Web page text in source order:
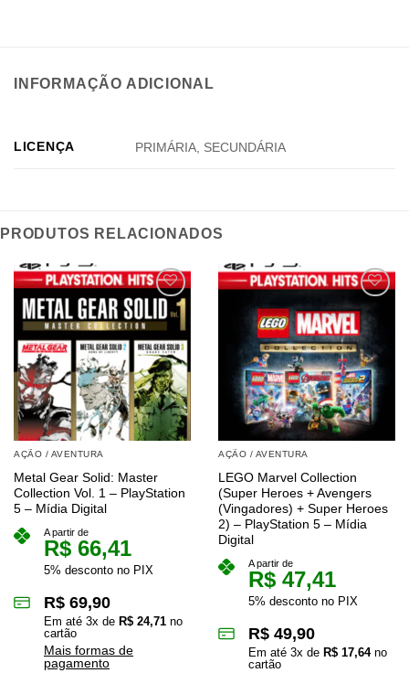
INFORMAÇÃO ADICIONAL
LICENÇA PRIMÁRIA, SECUNDÁRIA
PRODUTOS RELACIONADOS
AÇÃO / AVENTURA
Metal Gear Solid: Master
Collection Vol. 1 – PlayStation
5 – Mídia Digital
A partir de
R$ 66,41
5% desconto no PIX
R$ 69,90
Em até 3x de R$ 24,71 no
cartão
Mais formas de
pagamento
AÇÃO / AVENTURA
LEGO Marvel Collection
(Super Heroes + Avengers
(Vingadores) + Super Heroes
2) – PlayStation 5 – Mídia
Digital
A partir de
R$ 47,41
5% desconto no PIX
R$ 49,90
Em até 3x de R$ 17,64no
cartão